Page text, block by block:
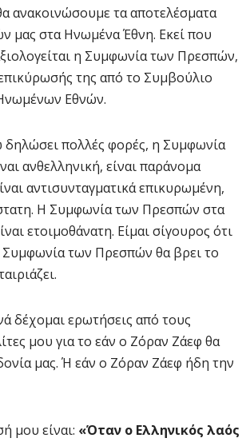
τα αποτελέσματα
μας στα Ηνωμένα Έθνη. Εκεί που
η Συμφωνία των Πρεσπών,
της από το Συμβούλιο
Εθνών.
πολλές φορές, η Συμφωνία
ανθελληνική, είναι παράνομα
αντισυνταγματικά επικυρωμένη,
Η Συμφωνία των Πρεσπών στα
ετοιμοθάνατη. Είμαι σίγουρος ότι
Συμφωνία των Πρεσπών θα βρει το
ερωτήσεις από τους
μου για το εάν ο Ζόραν Ζάεφ θα
μας. Ή εάν ο Ζόραν Ζάεφ ήδη την
είναι: «Όταν ο Ελληνικός λαός